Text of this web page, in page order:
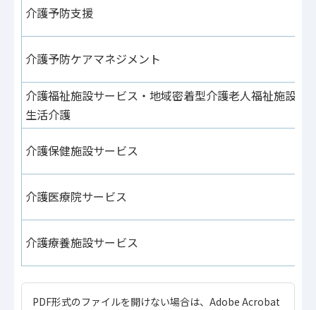
介護予防支援
介護予防ケアマネジメント
介護福祉施設サービス・地域密着型介護老人福祉施設入
生活介護
介護保健施設サービス
介護医療院サービス
介護療養施設サービス
PDF形式のファイルを開けない場合は、Adobe Acrobat